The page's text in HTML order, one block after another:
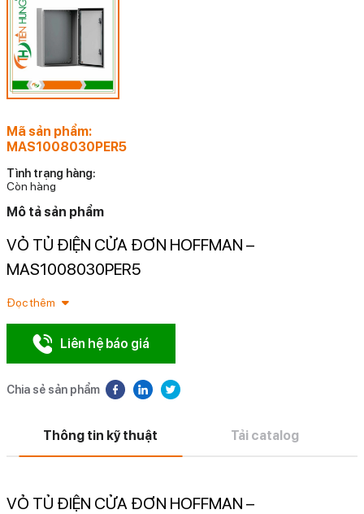
Mã sản phẩm:
MAS1008030PER5
Tình trạng hàng:
Còn hàng
Mô tả sản phẩm
VỎ TỦ ĐIỆN CỬA ĐƠN HOFFMAN –
MAS1008030PER5
Đọc thêm
Liên hệ báo giá
Chia sẻ sản phẩm
Thông tin kỹ thuật Tải catalog
VỎ TỦ ĐIỆN CỬA ĐƠN HOFFMAN –